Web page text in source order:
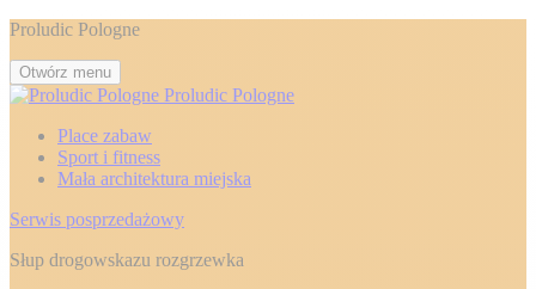
Proludic Pologne
Otwórz menu
Proludic Pologne
Place zabaw
Sport i fitness
Mała architektura miejska
Serwis posprzedażowy
Słup drogowskazu rozgrzewka